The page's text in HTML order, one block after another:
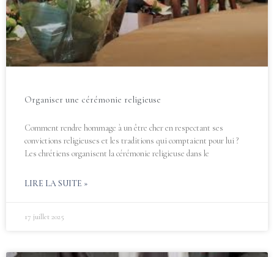
Organiser une cérémonie religieuse
Comment rendre hommage à un être cher en respectant ses
convictions religieuses et les traditions qui comptaient pour lui ?
Les chrétiens organisent la cérémonie religieuse dans le
LIRE LA SUITE »
17 juillet 2025